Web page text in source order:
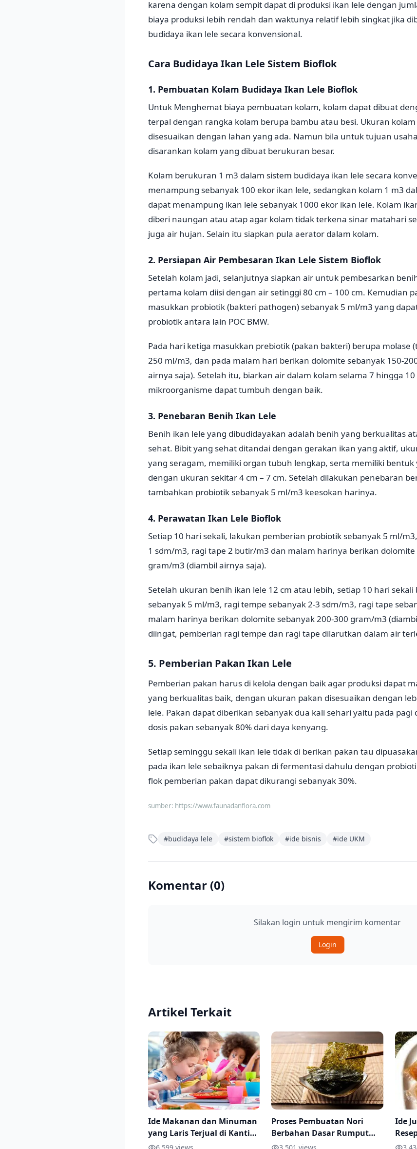
karena dengan kolam sempit dapat di produksi ikan lele dengan
biaya produksi lebih rendah dan waktunya relatif lebih singkat jika
budidaya ikan lele secara konvensional.
Cara Budidaya Ikan Lele Sistem Bioflok
1. Pembuatan Kolam Budidaya Ikan Lele Bioflok
Untuk Menghemat biaya pembuatan kolam, kolam dapat dibuat
terpal dengan rangka kolam berupa bambu atau besi. Ukuran
disesuaikan dengan lahan yang ada. Namun bila untuk tujuan
disarankan kolam yang dibuat berukuran besar.
Kolam berukuran 1 m3 dalam sistem budidaya ikan lele secara
menampung sebanyak 100 ekor ikan lele, sedangkan kolam 1 m3
dapat menampung ikan lele sebanyak 1000 ekor ikan lele. Kolam
diberi naungan atau atap agar kolam tidak terkena sinar matahari
juga air hujan. Selain itu siapkan pula aerator dalam kolam.
2. Persiapan Air Pembesaran Ikan Lele Sistem Bioflok
Setelah kolam jadi, selanjutnya siapkan air untuk pembesarkan
pertama kolam diisi dengan air setinggi 80 cm – 100 cm. Kemudian
masukkan probiotik (bakteri pathogen) sebanyak 5 ml/m3 yang
probiotik antara lain POC BMW.
Pada hari ketiga masukkan prebiotik (pakan bakteri) berupa molase
250 ml/m3, dan pada malam hari berikan dolomite sebanyak 150-
airnya saja). Setelah itu, biarkan air dalam kolam selama 7 hingga
mikroorganisme dapat tumbuh dengan baik.
3. Penebaran Benih Ikan Lele
Benih ikan lele yang dibudidayakan adalah benih yang berkualitas
sehat. Bibit yang sehat ditandai dengan gerakan ikan yang aktif,
yang seragam, memiliki organ tubuh lengkap, serta memiliki bentuk
dengan ukuran sekitar 4 cm – 7 cm. Setelah dilakukan penebaran
tambahkan probiotik sebanyak 5 ml/m3 keesokan harinya.
4. Perawatan Ikan Lele Bioflok
Setiap 10 hari sekali, lakukan pemberian probiotik sebanyak 5 ml/
1 sdm/m3, ragi tape 2 butir/m3 dan malam harinya berikan dolomite
gram/m3 (diambil airnya saja).
Setelah ukuran benih ikan lele 12 cm atau lebih, setiap 10 hari
sebanyak 5 ml/m3, ragi tempe sebanyak 2-3 sdm/m3, ragi tape
malam harinya berikan dolomite sebanyak 200-300 gram/m3
diingat, pemberian ragi tempe dan ragi tape dilarutkan dalam air
5. Pemberian Pakan Ikan Lele
Pemberian pakan harus di kelola dengan baik agar produksi dapat
yang berkualitas baik, dengan ukuran pakan disesuaikan dengan
lele. Pakan dapat diberikan sebanyak dua kali sehari yaitu pada
dosis pakan sebanyak 80% dari daya kenyang.
Setiap seminggu sekali ikan lele tidak di berikan pakan tau
pada ikan lele sebaiknya pakan di fermentasi dahulu dengan
flok pemberian pakan dapat dikurangi sebanyak 30%.
sumber: https://www.faunadanflora.com
#budidaya lele #sistem bioflok #ide bisnis #ide UKM
Komentar (0)
Silakan login untuk mengirim komentar
Login
Artikel Terkait
Ide Makanan dan Minuman
yang Laris Terjual di Kantin
Sekolah, Beserta Tipsnya
Proses Pembuatan Nori
Berbahan Dasar Rumput
Laut
Ide
dan